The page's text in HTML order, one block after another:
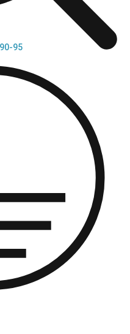
95
досок